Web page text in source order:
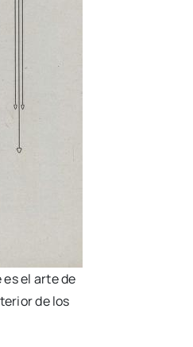
el arte de
de los